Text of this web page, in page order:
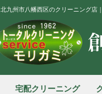
北九州市八幡西区のクリーニング店
宅配クリーニング